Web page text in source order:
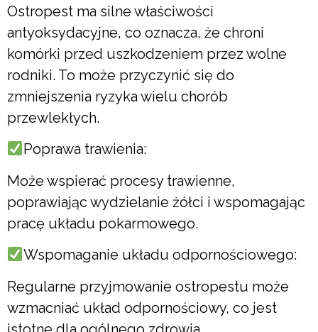
Ostropest ma silne właściwości
antyoksydacyjne, co oznacza, że chroni
komórki przed uszkodzeniem przez wolne
rodniki. To może przyczynić się do
zmniejszenia ryzyka wielu chorób
przewlekłych.
Poprawa trawienia:
Może wspierać procesy trawienne,
poprawiając wydzielanie żółci i wspomagając
pracę układu pokarmowego.
Wspomaganie układu odpornościowego:
Regularne przyjmowanie ostropestu może
wzmacniać układ odpornościowy, co jest